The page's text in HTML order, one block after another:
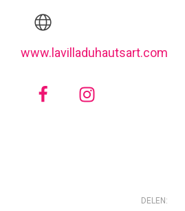
www.lavilladuhautsart.com
DELEN: